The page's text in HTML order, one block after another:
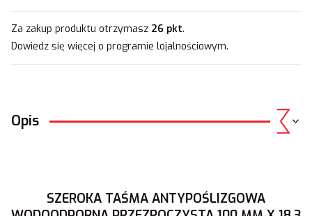
Za zakup produktu otrzymasz 26 pkt.
Dowiedz się więcej o programie lojalnościowym.
Opis
SZEROKA TAŚMA ANTYPOŚLIZGOWA